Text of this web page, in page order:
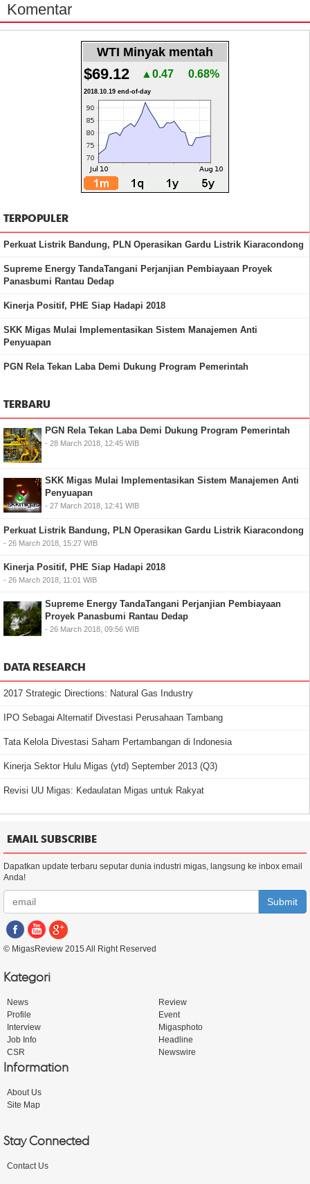
Komentar
WTI Minyak mentah
$69.12 ▲0.47 0.68%
2018.10.19 end-of-day
TERPOPULER
Perkuat Listrik Bandung, PLN Operasikan Gardu Listrik Kiaracondong
Supreme Energy TandaTangani Perjanjian Pembiayaan Proyek
Panasbumi Rantau Dedap
Kinerja Positif, PHE Siap Hadapi 2018
SKK Migas Mulai Implementasikan Sistem Manajemen Anti
Penyuapan
PGN Rela Tekan Laba Demi Dukung Program Pemerintah
TERBARU
PGN Rela Tekan Laba Demi Dukung Program Pemerintah
- 28 March 2018, 12:45 WIB
SKK Migas Mulai Implementasikan Sistem Manajemen Anti
Penyuapan
- 27 March 2018, 12:41 WIB
Perkuat Listrik Bandung, PLN Operasikan Gardu Listrik Kiaracondong
- 26 March 2018, 15:27 WIB
Kinerja Positif, PHE Siap Hadapi 2018
- 26 March 2018, 11:01 WIB
Supreme Energy TandaTangani Perjanjian Pembiayaan
Proyek Panasbumi Rantau Dedap
- 26 March 2018, 09:56 WIB
DATA RESEARCH
2017 Strategic Directions: Natural Gas Industry
IPO Sebagai Alternatif Divestasi Perusahaan Tambang
Tata Kelola Divestasi Saham Pertambangan di Indonesia
Kinerja Sektor Hulu Migas (ytd) September 2013 (Q3)
Revisi UU Migas: Kedaulatan Migas untuk Rakyat
EMAIL SUBSCRIBE
Dapatkan update terbaru seputar dunia industri migas, langsung ke inbox email
Anda!
Submit
© MigasReview 2015 All Right Reserved
Kategori
News
Review
Profile
Event
Interview
Migasphoto
Job Info
Headline
CSR
Newswire
Information
About Us
Site Map
Stay Connected
Contact Us